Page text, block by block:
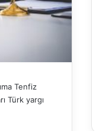
Tenfiz
Türk yargı